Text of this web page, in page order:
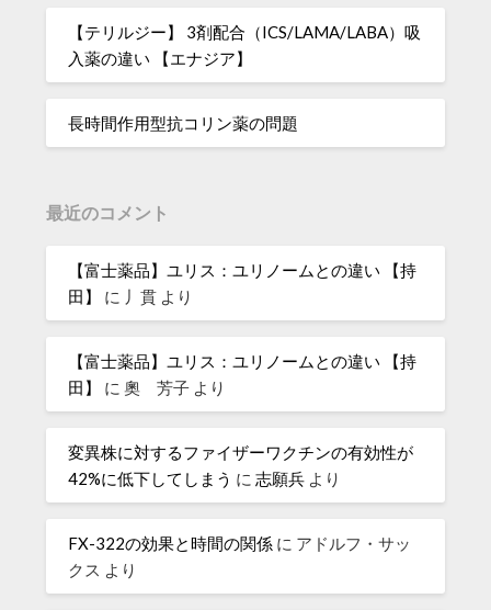
【テリルジー】 3剤配合（ICS/LAMA/LABA）吸
入薬の違い 【エナジア】
長時間作用型抗コリン薬の問題
最近のコメント
【富士薬品】ユリス：ユリノームとの違い 【持
田】
に 丿貫 より
【富士薬品】ユリス：ユリノームとの違い 【持
田】
に奧 芳子 より
変異株に対するファイザーワクチンの有効性が
42%に低下してしまう に志願兵 より
FX-322の効果と時間の関係 に アドルフ・サッ
クス より